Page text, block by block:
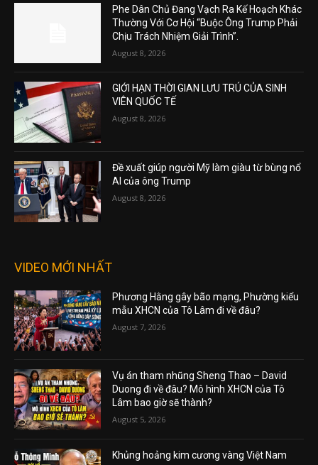
Phe Dân Chủ Đang Vạch Ra Kế Hoạch Khác
Thường Với Cơ Hội “Buộc Ông Trump Phải
Chịu Trách Nhiệm Giải Trình”.
August 8, 2026
GIỚI HẠN THỜI GIAN LƯU TRÚ CỦA SINH
VIÊN QUỐC TẾ
August 8, 2026
Đề xuất giúp người Mỹ làm giàu từ bùng nổ
AI của ông Trump
August 8, 2026
VIDEO MỚI NHẤT
Phương Hằng gây bão mạng, Phường kiểu
mẫu XHCN của Tô Lâm đi về đâu?
August 7, 2026
Vụ án tham nhũng Sheng Thao – David
Duong đi về đâu? Mô hình XHCN của Tô
Lâm bao giờ sẽ thành?
August 5, 2026
Khủng hoảng kim cương vàng Việt Nam